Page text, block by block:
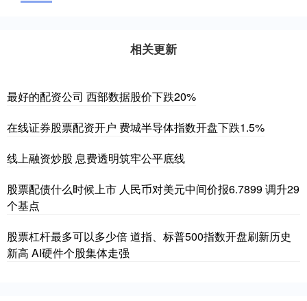
相关更新
最好的配资公司 西部数据股价下跌20%
在线证券股票配资开户 费城半导体指数开盘下跌1.5%
线上融资炒股 息费透明筑牢公平底线
股票配债什么时候上市 人民币对美元中间价报6.7899 调升29
个基点
股票杠杆最多可以多少倍 道指、标普500指数开盘刷新历史
新高 AI硬件个股集体走强